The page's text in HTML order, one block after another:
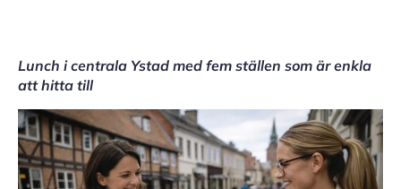
Lunch i centrala Ystad med fem ställen som är enkla
att hitta till